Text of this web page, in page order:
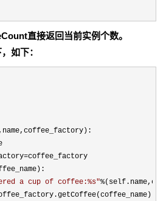
直接返回当前实例个数。
如下：
=coffee_factory
a cup of coffee:%s"%